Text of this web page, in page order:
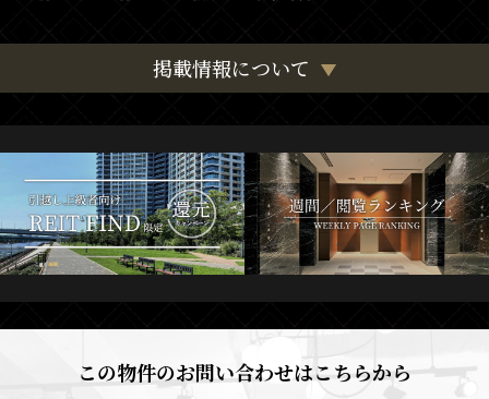
掲載情報について
この物件のお問い合わせはこちらから